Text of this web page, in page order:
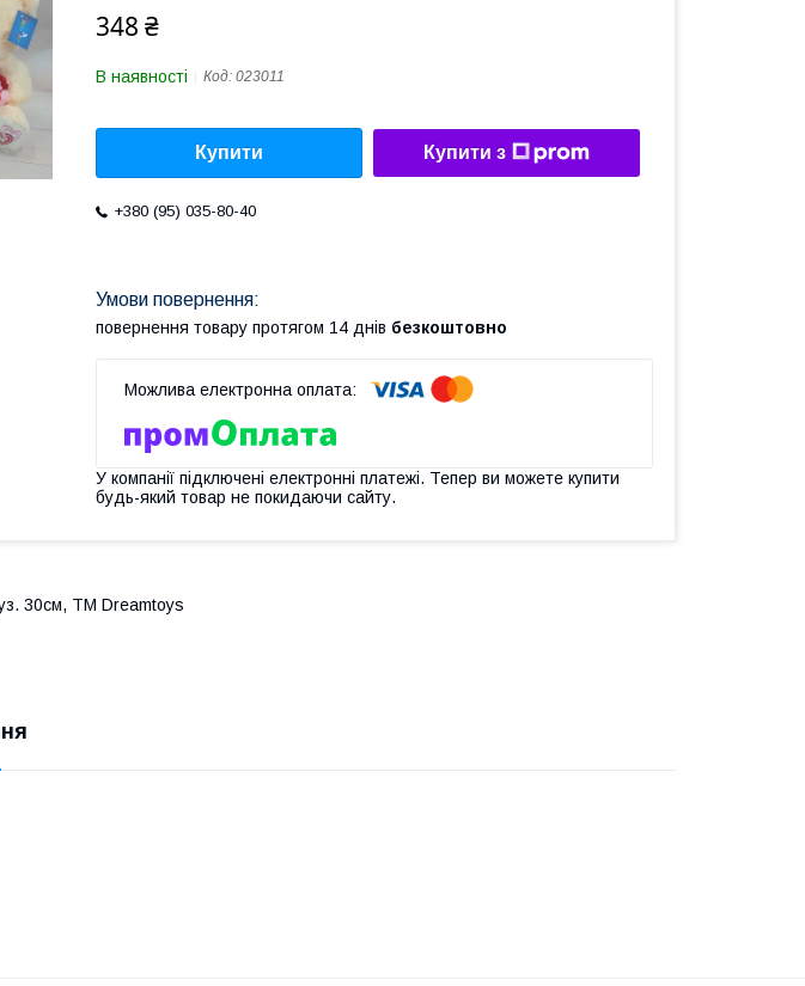
348 ₴
В наявності Код: 023011
Купити Купити з
+380 (95) 035-80-40
повернення товару протягом 14 днів безкоштовно
У компанії підключені електронні платежі. Тепер ви можете купити
будь-який товар не покидаючи сайту.
30см, ТМ Dreamtoys